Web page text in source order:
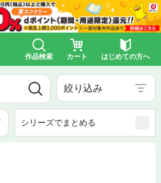
作品検索 カート はじめての方へ
絞り込み
シリーズでまとめる